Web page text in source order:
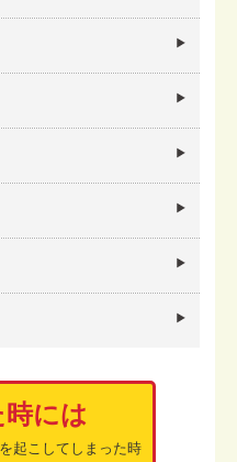
時には
起こしてしまった時